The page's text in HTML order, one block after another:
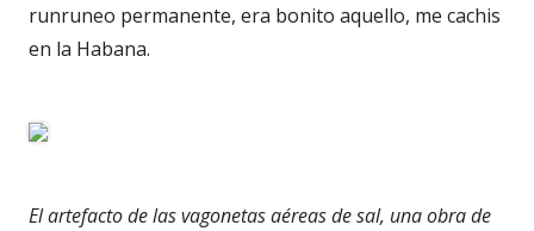
runruneo permanente, era bonito aquello, me cachis
en la Habana.
El artefacto de las vagonetas aéreas de sal, una obra de